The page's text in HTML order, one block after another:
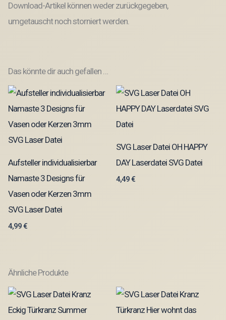
Download-Artikel können weder zurückgegeben,
umgetauscht noch storniert werden.
Das könnte dir auch gefallen …
Aufsteller individualisierbar
Namaste 3 Designs für
Vasen oder Kerzen 3mm
SVG Laser Datei
4,99€
SVG Laser Datei OH HAPPY
DAY Laserdatei SVG Datei
4,49€
Ähnliche Produkte